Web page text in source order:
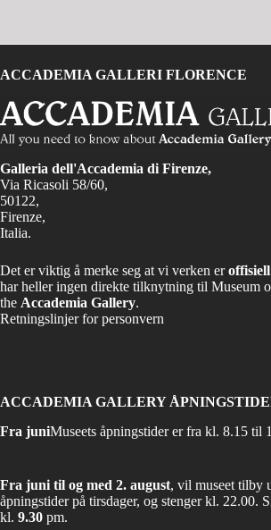
ACCADEMIA GALLERI FLORENCE
Galleria dell'Accademia di Firenze,
Via Ricasoli 58/60,
50122,
Firenze,
Italia.
Det er viktig å merke seg at vi verken er
har heller ingen direkte tilknytning til Museum
the Accademia Gallery.
Retningslinjer for personvern
ACCADEMIA GALLERY
Fra juniMuseets åpningstider er fra kl. 8.15 til
Fra juni til og med 2. august, vil museet tilby
åpningstider på tirsdager, og stenger kl. 22.00.
kl. 9.30 pm.